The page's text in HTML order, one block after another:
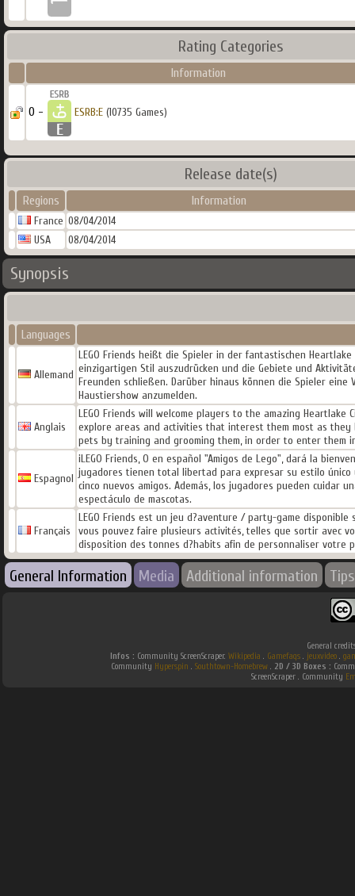
Rating Categories
Information
0 - ESRB:E (10735 Games)
Release date(s)
Regions Information
France 08/04/2014
USA
08/04/2014
Synopsis
Languages
Allemand
LEGO Friends heißt die Spieler in der fantastischen
einzigartigen Stil auszudrücken und die Gebiete und
Freunden schließen. Darüber hinaus können die Spieler
Haustiershow anzumelden.
Anglais
LEGO Friends will welcome players to the amazing
explore areas and activities that interest them most as
pets by training and grooming them, in order to enter them
Espagnol
¡LEGO Friends, O en español "Amigos de Lego", dará la
jugadores tienen total libertad para expresar su estilo
cinco nuevos amigos. Además, los jugadores pueden cuidar
espectáculo de mascotas.
Français
LEGO Friends est un jeu d?aventure / party-game
vous pouvez faire plusieurs activités, telles que sortir avec
disposition des tonnes d?habits afin de personnaliser votre
General Information Media Additional information Tips
General
Infos : Community ScreenScraper. Wikipedia . Gamefaqs . jeuxvideo .
Community Hyperspin . Southtown-Homebrew . 2D / 3D Boxes :
ScreenScraper . Community